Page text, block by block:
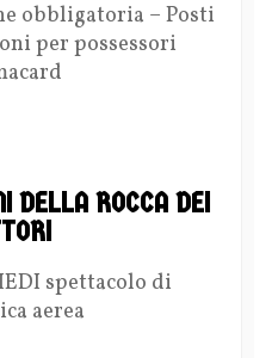
obbligatoria – Posti
per possessori
DELLA ROCCA DEI
spettacolo di
aerea